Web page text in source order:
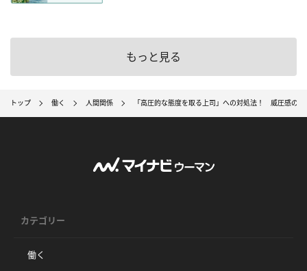
もっと見る
トップ 働く 人間関係 「高圧的な態度を取る上司」への対処法！ 威圧感の
カテゴリー
働く